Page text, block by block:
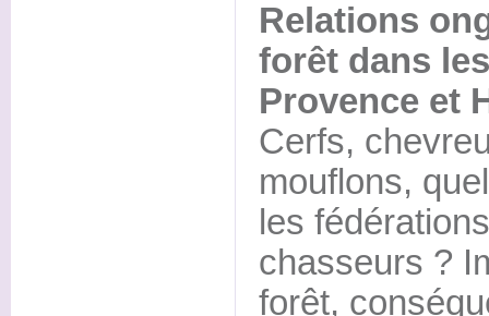
Relations
forêt dans
Provence et
Cerfs,
mouflons,
les
chasseurs ?
forêt,